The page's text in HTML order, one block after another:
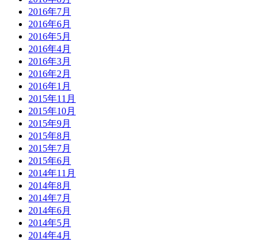
2016年7月
2016年6月
2016年5月
2016年4月
2016年3月
2016年2月
2016年1月
2015年11月
2015年10月
2015年9月
2015年8月
2015年7月
2015年6月
2014年11月
2014年8月
2014年7月
2014年6月
2014年5月
2014年4月